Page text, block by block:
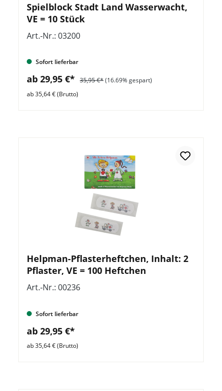
Spielblock Stadt Land Wasserwacht,
VE = 10 Stück
Art.-Nr.: 03200
Sofort lieferbar
ab 29,95 €* 35,95 €*(16.69% gespart)
ab 35,64 € (Brutto)
Helpman-Pflasterheftchen, Inhalt: 2
Pflaster, VE = 100 Heftchen
Art.-Nr.: 00236
Sofort lieferbar
ab 29,95 €*
ab 35,64 € (Brutto)